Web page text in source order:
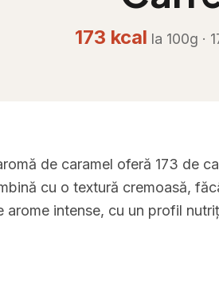
173 kcal la 100g ·
de caramel oferă 173 de
cu o textură cremoasă,
arome intense, cu un profil